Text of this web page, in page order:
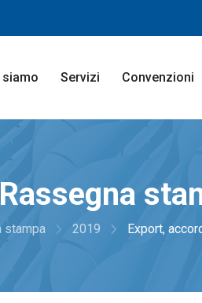
siamo Servizi Convenzioni
Rassegna
stampa navigate_next 2019 navigate_next Export,